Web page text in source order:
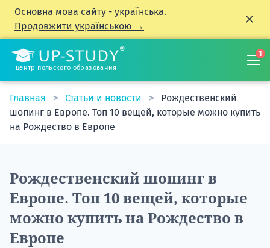
Основна мова сайту - українська.
Продовжити українською →
центр польского образования
1
Главная Статьи и новости
Рождественский
шопинг в Европе. Топ 10 вещей, которые можно купить
на Рождество в Европе
Рождественский шопинг в
Европе. Топ 10 вещей, которые
можно купить на Рождество в
Европе